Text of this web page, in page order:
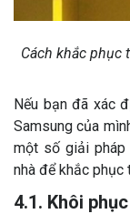
Cách khắc phục
Nếu bạn đã xác
Samsung của
một số giải
nhà để khắc phục
4.1. Khôi